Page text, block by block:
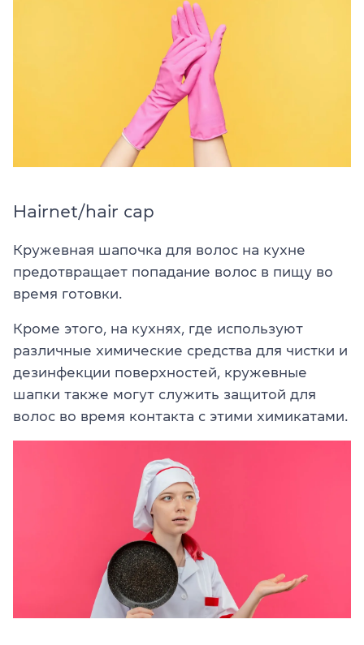
Hairnet/hair cap
Кружевная шапочка для волос на кухне
предотвращает попадание волос в пищу во
время готовки.
Кроме этого, на кухнях, где используют
различные химические средства для чистки и
дезинфекции поверхностей, кружевные
шапки также могут служить защитой для
волос во время контакта с этими химикатами.